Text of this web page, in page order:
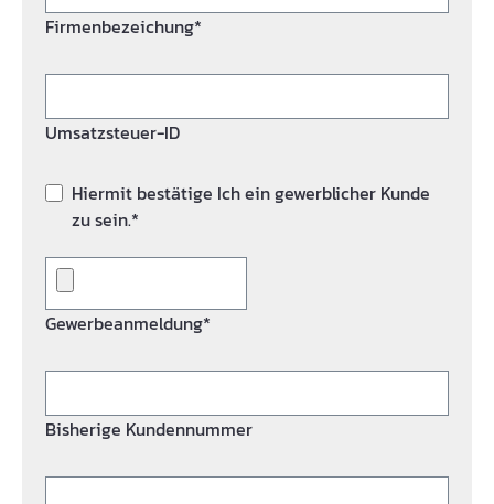
Firmenbezeichung*
Umsatzsteuer-ID
Hiermit bestätige Ich ein gewerblicher Kunde
zu sein.*
Gewerbeanmeldung*
Bisherige Kundennummer